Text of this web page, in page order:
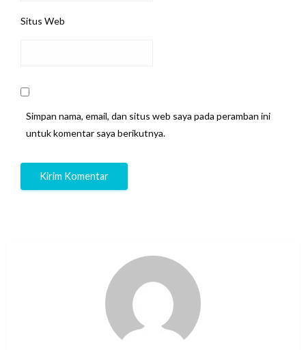
Situs Web
Simpan nama, email, dan situs web saya pada peramban ini
untuk komentar saya berikutnya.